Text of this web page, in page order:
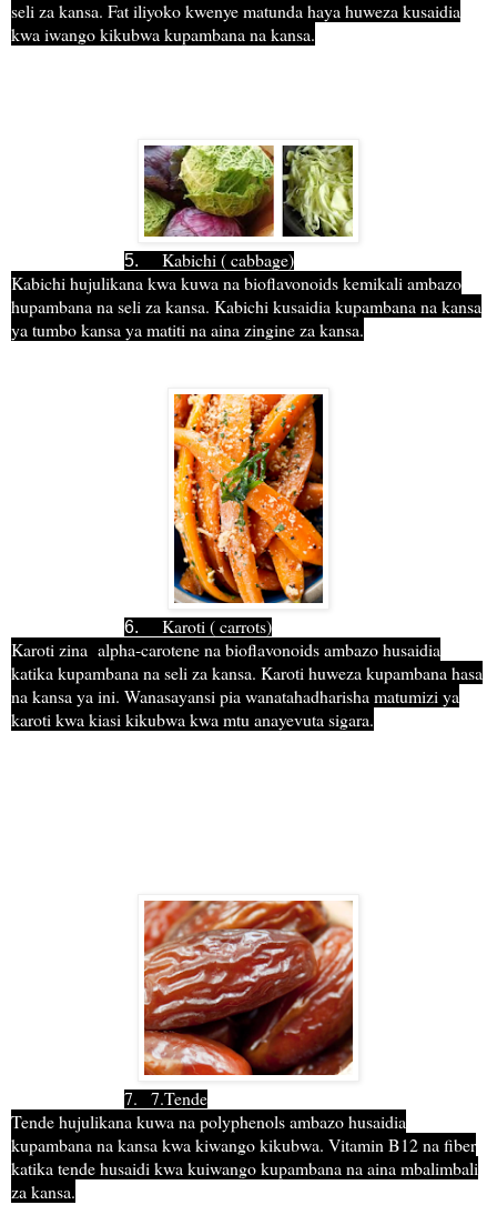
seli za kansa. Fat iliyoko kwenye matunda haya huweza kusaidia
kwa iwango kikubwa kupambana na kansa.
5.
Kabichi ( cabbage)
Kabichi hujulikana kwa kuwa na bioflavonoids kemikali ambazo
hupambana na seli za kansa. Kabichi kusaidia kupambana na kansa
ya tumbo kansa ya matiti na aina zingine za kansa.
6.
Karoti ( carrots)
Karoti zina alpha-carotene na bioflavonoids ambazo husaidia
katika kupambana na seli za kansa. Karoti huweza kupambana hasa
na kansa ya ini. Wanasayansi pia wanatahadharisha matumizi ya
karoti kwa kiasi kikubwa kwa mtu anayevuta sigara.
7.
7.Tende
Tende hujulikana kuwa na polyphenols ambazo husaidia
kupambana na kansa kwa kiwango kikubwa. Vitamin B12 na fiber
katika tende husaidi kwa kuiwango kupambana na aina mbalimbali
za kansa.